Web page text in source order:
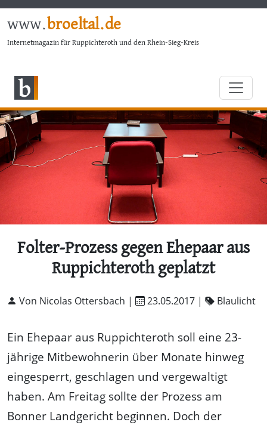
www.broeltal.de
Internetmagazin für Ruppichteroth und den Rhein-Sieg-Kreis
Folter-Prozess gegen Ehepaar aus
Ruppichteroth geplatzt
Von Nicolas Ottersbach | 23.05.2017 | Blaulicht
Ein Ehepaar aus Ruppichteroth soll eine 23-
jährige Mitbewohnerin über Monate hinweg
eingesperrt, geschlagen und vergewaltigt
haben. Am Freitag sollte der Prozess am
Bonner Landgericht beginnen. Doch der